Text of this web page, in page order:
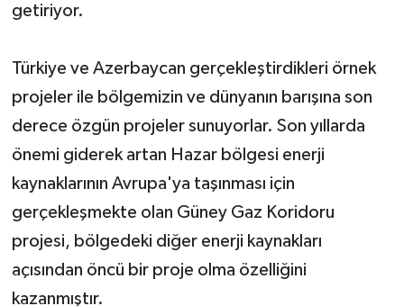
getiriyor.
Türkiye ve Azerbaycan gerçekleştirdikleri örnek
projeler ile bölgemizin ve dünyanın barışına son
derece özgün projeler sunuyorlar. Son yıllarda
önemi giderek artan Hazar bölgesi enerji
kaynaklarının Avrupa'ya taşınması için
gerçekleşmekte olan Güney Gaz Koridoru
projesi, bölgedeki diğer enerji kaynakları
açısından öncü bir proje olma özelliğini
kazanmıştır.